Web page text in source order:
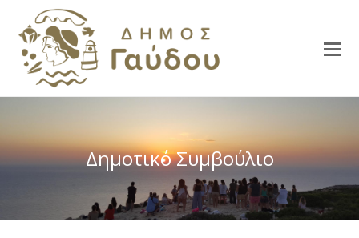
Δημοτικό Συμβούλιο